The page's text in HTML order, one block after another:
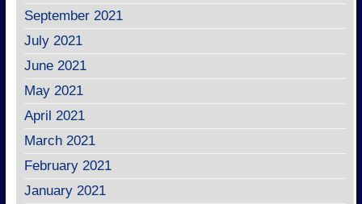
September 2021
July 2021
June 2021
May 2021
April 2021
March 2021
February 2021
January 2021